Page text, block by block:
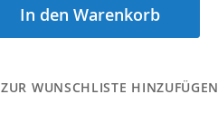
In den Warenkorb
ZUR WUNSCHLISTE HINZUFÜGEN